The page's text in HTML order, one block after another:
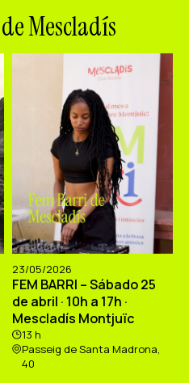
Mescladís
23/05/2026
FEM BARRI – Sábado 25
de abril · 10h a 17h ·
Mescladís Montjuïc
13 h
Passeig de Santa Madrona,
40